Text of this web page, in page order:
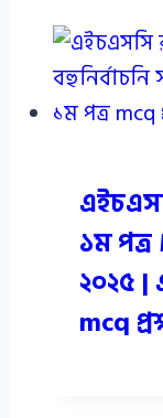
১ম
২০২৫ |
mcq